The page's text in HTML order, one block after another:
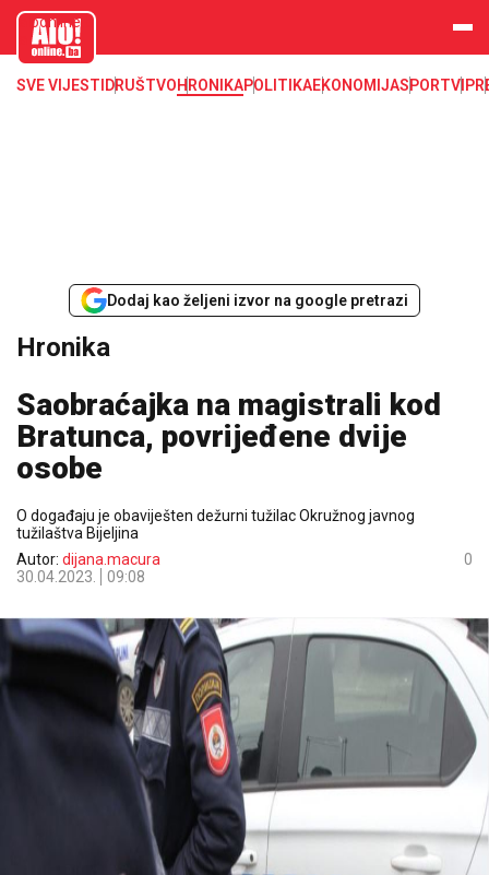
aloonline.b
SVE VIJESTI DRUŠTVOHRONIKAPOLITIKAEKONOMIJASPORTVIP
Dodaj kao željeni izvor na google pretrazi
Hronika
Saobraćajka na magistrali kod
Bratunca, povrijeđene dvije
osobe
O događaju je obaviješten dežurni tužilac Okružnog javnog
tužilaštva Bijeljina
Autor: dijana.macura
30.04.2023.
09:08
0